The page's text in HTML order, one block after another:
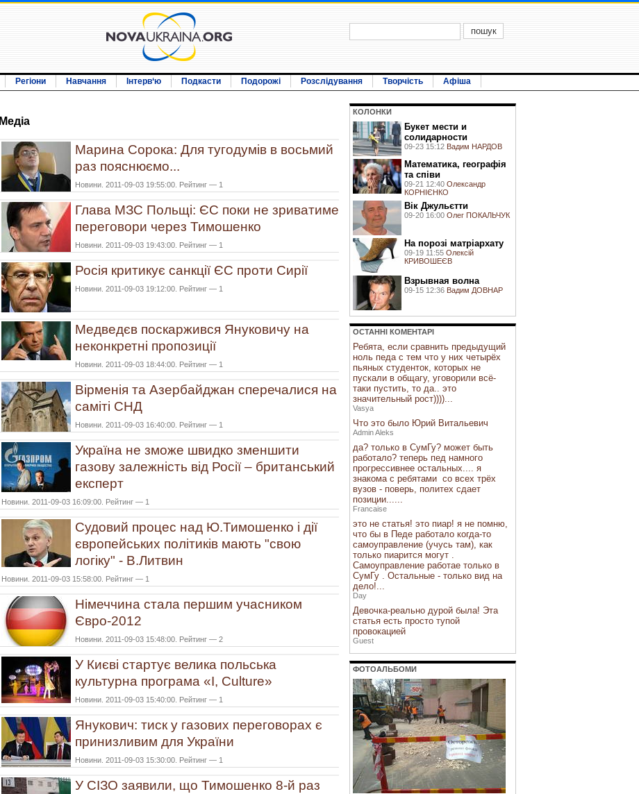
Регіони Навчання Інтерв‘ю Подкасти Подорожі Розслідування Творчість Афіша
Медiа
Марина Сорока: Для тугодумів в восьмий
раз пояснюємо...
Новини. 2011-09-03 19:55:00. Рейтинг — 1
Глава МЗС Польщі: ЄС поки не зриватиме
переговори через Тимошенко
Новини. 2011-09-03 19:43:00. Рейтинг — 1
Росія критикує санкції ЄС проти Сирії
Новини. 2011-09-03 19:12:00. Рейтинг — 1
Медведєв поскаржився Януковичу на
неконкретні пропозиції
Новини. 2011-09-03 18:44:00. Рейтинг — 1
Вірменія та Азербайджан сперечалися на
саміті СНД
Новини. 2011-09-03 16:40:00. Рейтинг — 1
Україна не зможе швидко зменшити
газову залежність від Росії – британський
експерт
Новини. 2011-09-03 16:09:00. Рейтинг — 1
Судовий процес над Ю.Тимошенко і дії
європейських політиків мають "свою
логіку" - В.Литвин
Новини. 2011-09-03 15:58:00. Рейтинг — 1
Німеччина стала першим учасником
Євро-2012
Новини. 2011-09-03 15:48:00. Рейтинг — 2
У Києві стартує велика польська
культурна програма «I, Culture»
Новини. 2011-09-03 15:40:00. Рейтинг — 1
Янукович: тиск у газових переговорах є
принизливим для України
Новини. 2011-09-03 15:30:00. Рейтинг — 1
У СІЗО заявили, що Тимошенко 8-й раз
КОЛОНКИ
Букет мести и
солидарности
09-23 15:12 Вадим НАРДОВ
Математика, географія
та співи
09-21 12:40 Олександр
КОРНІЄНКО
Вік Джульєтти
09-20 16:00 Олег ПОКАЛЬЧУК
На порозі матріархату
09-19 11:55 Олексій
КРИВОШЕЄВ
Взрывная волна
09-15 12:36 Вадим ДОВНАР
ОСТАННI КОМЕНТАРI
Ребята, если сравнить предыдущий
ноль педа с тем что у них четырёх
пьяных студенток, которых не
пускали в общагу, уговорили всё-
таки пустить, то да.. это
значительный рост))))...
Vasya
Что это было Юрий Витальевич
Admin Aleks
да? только в СумГу? может быть
работало? теперь пед намного
прогрессивнее остальных.... я
знакома с ребятами со всех трёх
вузов - поверь, политех сдает
позиции......
Francaise
это не статья! это пиар! я не помню,
что бы в Педе работало когда-то
самоуправление (учусь там), как
только пиарится могут .
Самоуправление работае только в
СумГу . Остальные - только вид на
дело!...
Day
Девочка-реально дурой была! Эта
статья есть просто тупой
провокацией
Guest
ФОТОАЛЬБОМИ